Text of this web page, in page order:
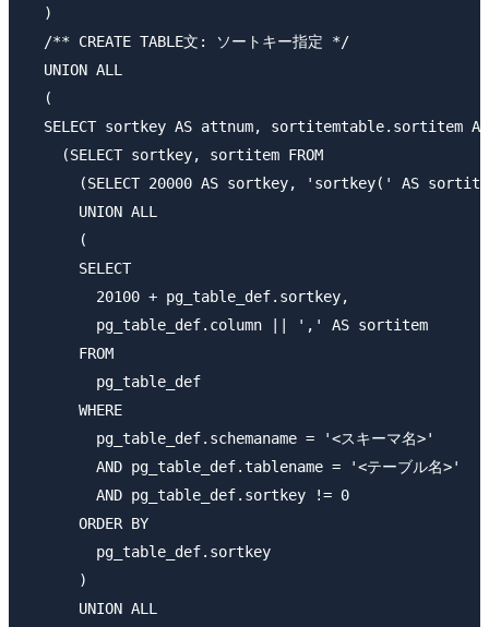
  )
  /** CREATE TABLE文: ソートキー指定 */
  UNION ALL
  (
SELECT sortkey AS attnum, sortitemtable.sortitem
    (SELECT sortkey, sortitem FROM
(SELECT 20000 AS sortkey, 'sortkey(' AS
      UNION ALL
      (
      SELECT
        20100 + pg_table_def.sortkey,
        pg_table_def.column || ',' AS sortitem
      FROM
        pg_table_def
      WHERE
        pg_table_def.schemaname = '<スキーマ名>'
        AND pg_table_def.tablename = '<テーブル名>'
        AND pg_table_def.sortkey != 0
      ORDER BY
        pg_table_def.sortkey
      )
      UNION ALL